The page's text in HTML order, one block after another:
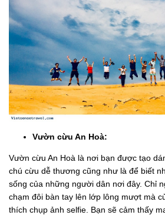
Vườn cừu An Hoà:
Vườn cừu An Hoà là nơi bạn được tạo
chú cừu dễ thương cũng như là để biết
sống của những người dân nơi đây. Chỉ
chạm đôi bàn tay lên lớp lông mượt mà
thích chụp ảnh selfie. Bạn sẽ cảm thấy